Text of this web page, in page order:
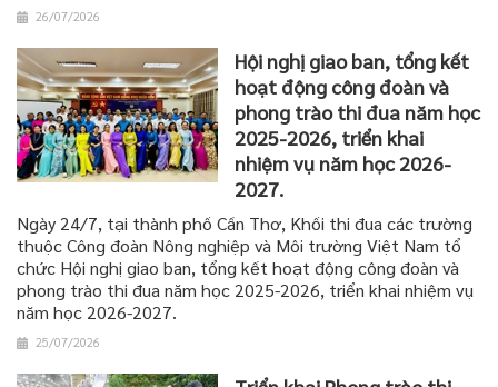
26/07/2026
Hội nghị giao ban, tổng kết
hoạt động công đoàn và
phong trào thi đua năm học
2025-2026, triển khai
nhiệm vụ năm học 2026-
2027.
Ngày 24/7, tại thành phố Cần Thơ, Khối thi đua các trường
thuộc Công đoàn Nông nghiệp và Môi trường Việt Nam tổ
chức Hội nghị giao ban, tổng kết hoạt động công đoàn và
phong trào thi đua năm học 2025-2026, triển khai nhiệm vụ
năm học 2026-2027.
25/07/2026